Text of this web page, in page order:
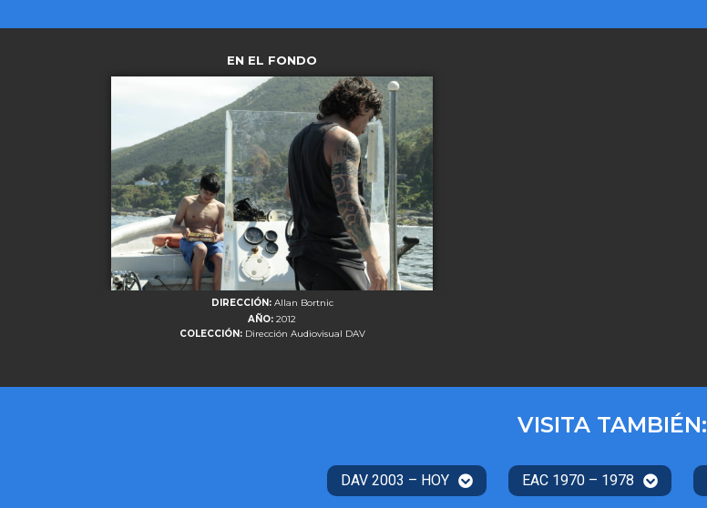
EN EL FONDO
DIRECCIÓN: Allan Bortnic
AÑO:2012
COLECCIÓN: Dirección Audiovisual DAV
VISITA TAMBIÉN:
DAV 2003 – HOY EAC 1970 – 1978